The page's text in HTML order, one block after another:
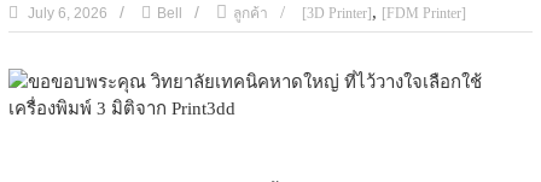
July 6, 2026 Bell ลูกค้า [3D Printer], [FDM Printer]